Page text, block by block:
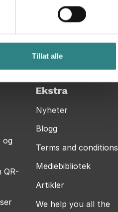
Tillat alle
og
QR-
Ekstra
Nyheter
Blogg
Terms and conditions
Mediebibliotek
Artikler
We help you all the